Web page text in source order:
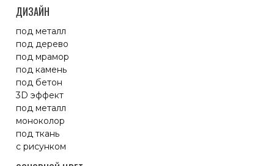
ДИЗАЙН
под металл
под дерево
под мрамор
под камень
под бетон
3D эффект
под металл
моноколор
под ткань
с рисунком